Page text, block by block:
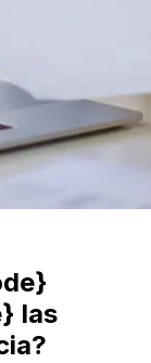
las